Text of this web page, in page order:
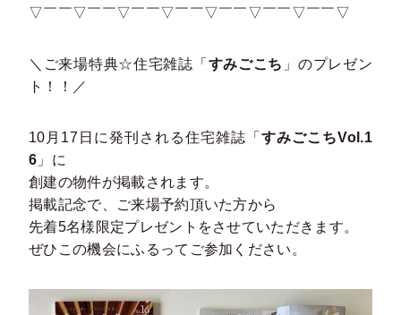
▽￣￣▽￣￣▽￣￣▽￣￣▽￣￣▽￣￣▽￣￣▽
＼ご来場特典☆住宅雑誌「 すみごこち 」のプレゼン
ト！！／
10月17日に発刊される住宅雑誌「すみごこちVol.1
6 」に
創建の物件が掲載されます。
掲載記念で、ご来場予約頂いた方から
先着5名様限定プレゼントをさせていただきます。
ぜひこの機会にふるってご参加ください。